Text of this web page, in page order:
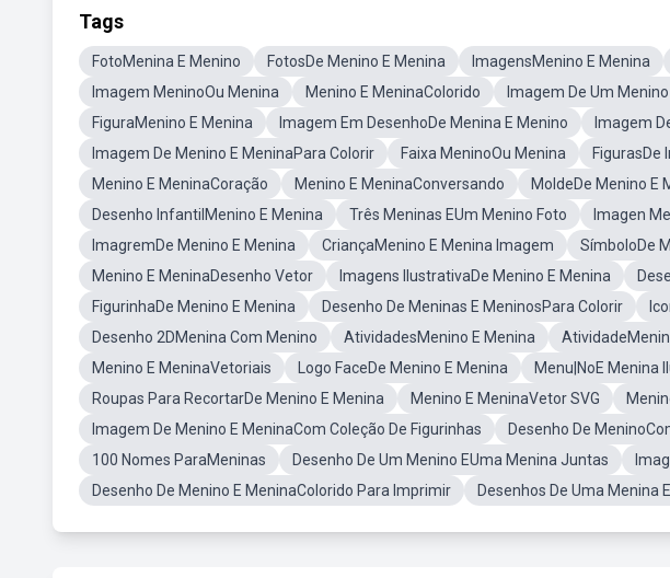
Tags
FotoMenina E Menino FotosDe Menino E Menina ImagensMenino E Menina
Imagem MeninoOu Menina
Menino E MeninaColorido Imagem De Um
FiguraMenino E Menina
Imagem Em DesenhoDe Menina E Menino
Imagem
Imagem De Menino E MeninaPara Colorir
Faixa MeninoOu Menina
FigurasDe
Menino E MeninaCoração
Menino E MeninaConversando MoldeDe Menino E
Desenho InfantilMenino E Menina
Três Meninas EUm Menino Foto Imagen
ImagremDe Menino E Menina
CriançaMenino E Menina Imagem SímboloDe
Menino E MeninaDesenho Vetor
Imagens IlustrativaDe Menino E Menina
FigurinhaDe Menino E Menina
Desenho De Meninas E MeninosPara Colorir
Desenho 2DMenina Com Menino
AtividadesMenino E Menina
Menino E MeninaVetoriais
Logo FaceDe Menino E Menina
Menu|NoE Menina
Roupas Para RecortarDe Menino E Menina
Menino E MeninaVetor SVG
Imagem De Menino E MeninaCom Coleção De Figurinhas
Desenho De
100 Nomes ParaMeninas
Desenho De Um Menino EUma Menina Juntas
Desenho De Menino E MeninaColorido Para Imprimir
Desenhos De Uma Menina